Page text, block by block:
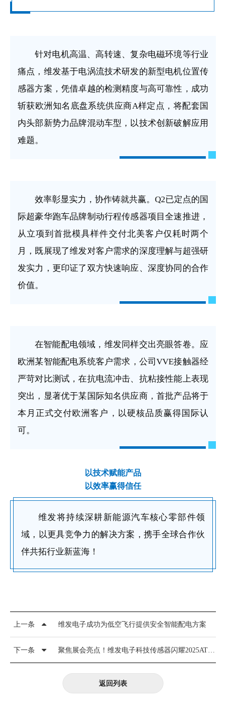
针对电机高温、高转速、复杂电磁环境等行业
痛点，维发基于电涡流技术研发的新型电机位置传
感器方案，凭借卓越的检测精度与高可靠性，成功
斩获欧洲知名底盘系统供应商A样定点，将配套国
内头部新势力品牌混动车型，以技术创新破解应用
难题。
效率彰显实力，协作铸就共赢。Q2已定点的国
际超豪华跑车品牌制动行程传感器项目全速推进，
从立项到首批模具样件交付北美客户仅耗时两个
月，既展现了维发对客户需求的深度理解与超强研
发实力，更印证了双方快速响应、深度协同的合作
价值。
在智能配电领域，维发同样交出亮眼答卷。应
欧洲某智能配电系统客户需求，公司VVE接触器经
严苛对比测试，在抗电流冲击、抗粘接性能上表现
突出，显著优于某国际知名供应商，首批产品将于
本月正式交付欧洲客户，以硬核品质赢得国际认
可。
以技术赋能产品
以效率赢得信任
维发将持续深耕新能源汽车核心零部件领
域，以更具竞争力的解决方案，携手全球合作伙
伴共拓行业新蓝海！
上一条 维发电子成功为低空飞行提供安全智能配电方案
下一条
返回列表